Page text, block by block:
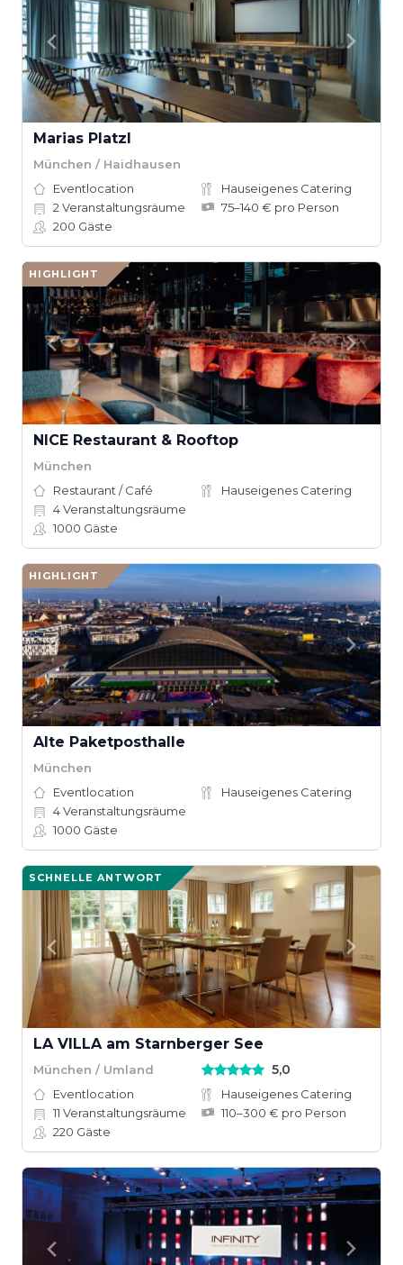
Marias Platzl
München / Haidhausen
Eventlocation
Hauseigenes Catering
2 Veranstaltungsräume
75–140 € pro Person
200 Gäste
HIGHLIGHT
NICE Restaurant & Rooftop
München
Restaurant / Café
Hauseigenes Catering
4Veranstaltungsräume
1000 Gäste
HIGHLIGHT
Alte Paketposthalle
München
Eventlocation
Hauseigenes Catering
4Veranstaltungsräume
1000 Gäste
SCHNELLE ANTWORT
LA VILLA am Starnberger See
München / Umland 5,0
Eventlocation
Hauseigenes Catering
11 Veranstaltungsräume
110–300 € pro Person
220 Gäste